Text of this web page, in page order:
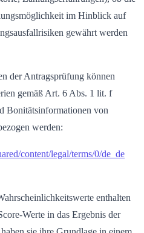
im Hinblick auf
gewährt werden
der Antragsprüfung können
gemäß Art. 6 Abs. 1 lit. f
Bonitätsinformationen von
werden:
/content/legal/terms/0/de_de
enthalten
Werte in das Ergebnis der